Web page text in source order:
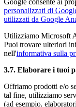
Google consente ai
personalizzati di
utilizzati da Google
Utilizziamo Microsoft
Puoi trovare ulteriori
nell'informativa sulla
3.7. Elaborare i tuoi
Offriamo prodotti e/o
tal fine, utilizziamo
(ad esempio,